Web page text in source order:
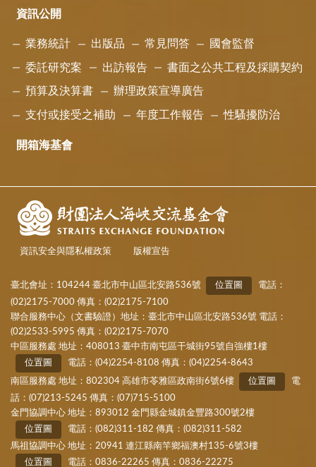
資訊公開
業務統計 出版品 常見問答 國會監督
委託研究案 出訪報告 書面之公共工程及採購契約
預算及決算書 辦理政策宣導廣告
支付或接受之補助 年度工作報告 性騷擾防治
開箱海基會
資訊安全與隱私權政策 版權宣告
臺北會址：104244 臺北市中山區北安路536號 位置圖
電話：
(02)2175-7000 傳真：(02)2175-7100
聯合服務中心（文書驗證）地址：臺北市中山區北安路536號 電話：
(02)2533-5995 傳真：(02)2175-7070
中區服務處 地址：408013 臺中市南屯區干城街95號自強樓1樓
位置圖
電話：(04)2254-8108 傳真：(04)2254-8643
南區服務處 地址：802304 高雄市苓雅區政南街6號6樓
位置圖
電
話：(07)213-5245 傳真：(07)715-5100
金門協調中心 地址：893012 金門縣金城鎮金豐路300號2樓
位置圖
電話：(082)311-182 傳真：(082)311-582
馬祖協調中心 地址：20941 連江縣南竿鄉福澳村135-6號3樓
位置圖
電話：0836-22265 傳真：0836-22275